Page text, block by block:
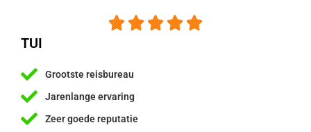
    
TUI
Grootste reisbureau
Jarenlange ervaring
Zeer goede reputatie